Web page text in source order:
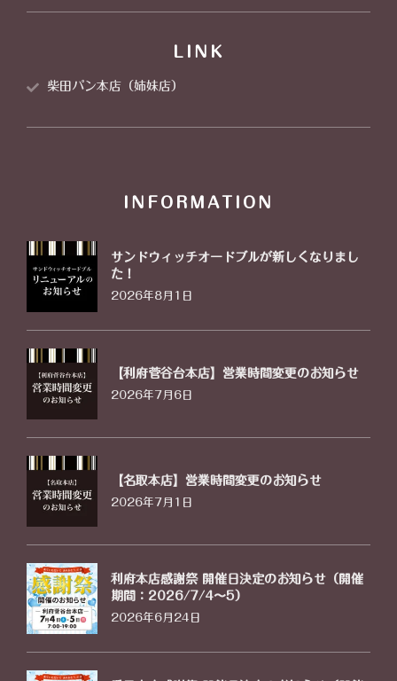
LINK
柴田パン本店（姉妹店）
INFORMATION
サンドウィッチオードブルが新しくなりまし
た！
2026年8月1日
【利府菅谷台本店】営業時間変更のお知らせ
2026年7月6日
【名取本店】営業時間変更のお知らせ
2026年7月1日
利府本店感謝祭 開催日決定のお知らせ（開催
期間：2026/7/4〜5）
2026年6月24日